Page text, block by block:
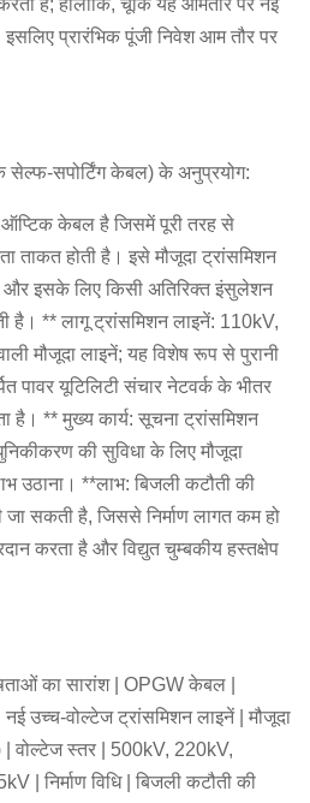
है; हालांकि, चूंकि यह आमतौर पर नई
इसलिए प्रारंभिक पूंजी निवेश आम तौर पर
सपोर्टिंग केबल) के अनुप्रयोग:
केबल है जिसमें पूरी तरह से
ताकत होती है। इसे मौजूदा ट्रांसमिशन
और इसके लिए किसी अतिरिक्त इंसुलेशन
है। ** लागू ट्रांसमिशन लाइनें: 110kV,
मौजूदा लाइनें; यह विशेष रूप से पुरानी
पावर यूटिलिटी संचार नेटवर्क के भीतर
है। ** मुख्य कार्य: सूचना ट्रांसमिशन
की सुविधा के लिए मौजूदा
उठाना। **लाभ: बिजली कटौती की
सकती है, जिससे निर्माण लागत कम हो
करता है और विद्युत चुम्बकीय हस्तक्षेप
का सारांश | OPGW केबल |
उच्च-वोल्टेज ट्रांसमिशन लाइनें | मौजूदा
| वोल्टेज स्तर | 500kV, 220kV,
| निर्माण विधि | बिजली कटौती की